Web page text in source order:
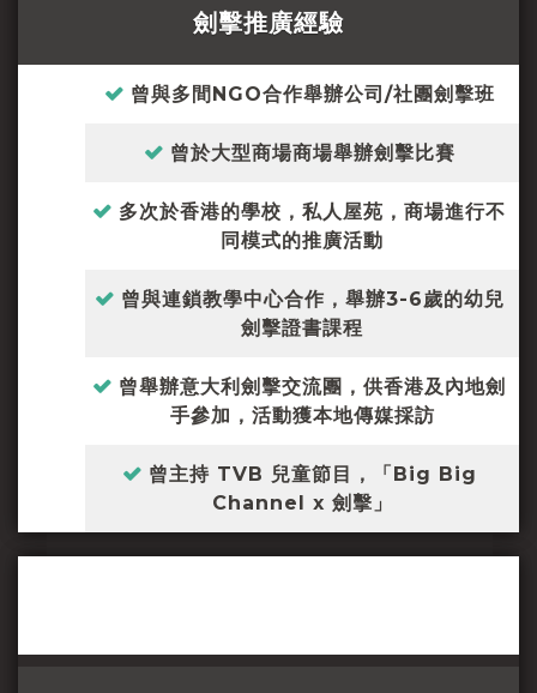
劍擊推廣經驗
曾與多間NGO合作舉辦公司/社團劍擊班
曾於大型商場商場舉辦劍擊比賽
多次於香港的學校，私人屋苑，商場進行不
同模式的推廣活動
曾與連鎖教學中心合作，舉辦3-6歲的幼兒
劍擊證書課程
曾舉辦意大利劍擊交流團，供香港及內地劍
手參加，活動獲本地傳媒採訪
曾主持 TVB 兒童節目，「Big Big
Channel x 劍擊」